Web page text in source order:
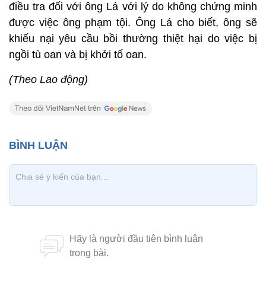
điều tra đối với ông Lá với lý do không chứng minh
được việc ông phạm tội. Ông Lá cho biết, ông sẽ
khiếu nại yêu cầu bồi thường thiệt hại do việc bị
ngồi tù oan và bị khởi tố oan.
(Theo Lao động)